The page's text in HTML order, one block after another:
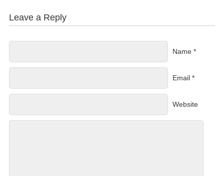
Leave a Reply
Name *
Email *
Website